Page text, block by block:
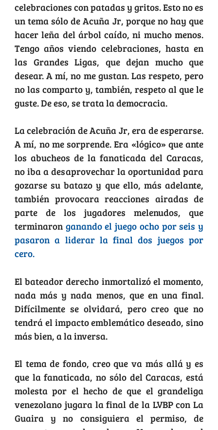
celebraciones con patadas y gritos. Esto no es
un tema sólo de Acuña Jr, porque no hay que
hacer leña del árbol caído, ni mucho menos.
Tengo años viendo celebraciones, hasta en
las Grandes Ligas, que dejan mucho que
desear. A mí, no me gustan. Las respeto, pero
no las comparto y, también, respeto al que le
guste. De eso, se trata la democracia.
La celebración de Acuña Jr, era de esperarse.
A mí, no me sorprende. Era «lógico» que ante
los abucheos de la fanaticada del Caracas,
no iba a desaprovechar la oportunidad para
gozarse su batazo y que ello, más adelante,
también provocara reacciones airadas de
parte de los jugadores melenudos, que
terminaron ganando el juego ocho por seis y
pasaron a liderar la final dos juegos por
cero.
El bateador derecho inmortalizó el momento,
nada más y nada menos, que en una final.
Difícilmente se olvidará, pero creo que no
tendrá el impacto emblemático deseado, sino
más bien, a la inversa.
El tema de fondo, creo que va más allá y es
que la fanaticada, no sólo del Caracas, está
molesta por el hecho de que el grandeliga
venezolano jugara la final de la LVBP con La
Guaira y no consiguiera el permiso, de